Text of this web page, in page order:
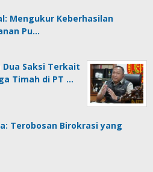
Mengukur Keberhasilan
Pu…
Saksi Terkait
Timah di PT …
Terobosan Birokrasi yang